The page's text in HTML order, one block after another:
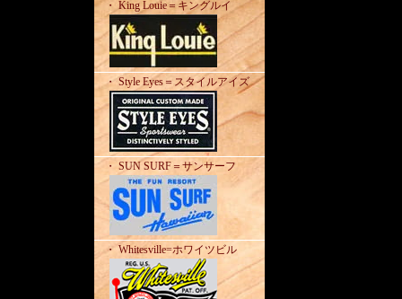
・ King Louie＝キングルイ
・ Style Eyes＝スタイルアイズ
・ SUN SURF＝サンサーフ
・ Whitesville=ホワイツビル